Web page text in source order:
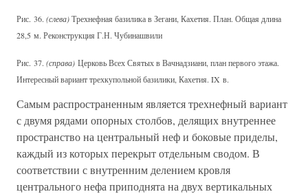
Рис. 36. (слева)Трехнефная базилика в Зегани, Кахетия. План. Общая длина
28,5 м. Реконструкция Г.Н. Чубинашвили
Рис. 37. (справа) Церковь Всех Святых в Вачнадзиани, план первого этажа.
Интересный вариант трехкупольной базилики, Кахетия. IX в.
Самым распространенным является трехнефный вариант
с двумя рядами опорных столбов, делящих внутреннее
пространство на центральный неф и боковые приделы,
каждый из которых перекрыт отдельным сводом. В
соответствии с внутренним делением кровля
центрального нефа приподнята на двух вертикальных